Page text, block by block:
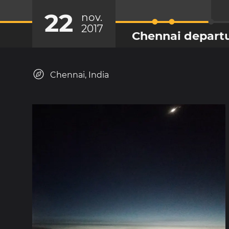
22
nov.
2017
Chennai
Chennai, India